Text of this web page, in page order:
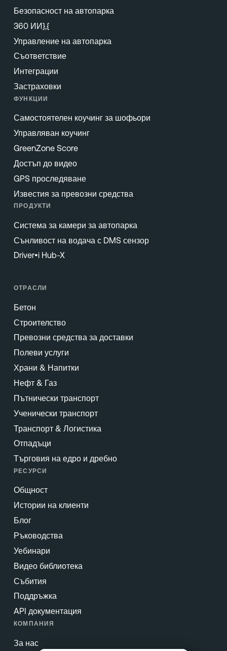
Безопасност на автопарка
360 ИИ},{
Управление на автопарка
Съответствие
Интеграции
Застраховки
ФУНКЦИИ
Самостоятелен коучинг за шофьори
Управляван коучинг
GreenZone Score
Достъп до видео
GPS проследяване
Известия за превозни средства
ПРОДУКТИ
Система за камери за автопарка
Сънливост на водача с DMS сензор
Driver•i Hub-X
ОТРАСЛИ
Бетон
Строителство
Превозни средства за доставки
Полеви услуги
Храни & Напитки
Нефт & Газ
Пътнически транспорт
Ученически транспорт
Транспорт & Логистика
Отпадъци
Търговия на едро и дребно
РЕСУРСИ
Общност
Истории на клиенти
Блог
Ръководства
Уебинари
Видео библиотека
Събития
Поддръжка
API документация
КОМПАНИЯ
За нас